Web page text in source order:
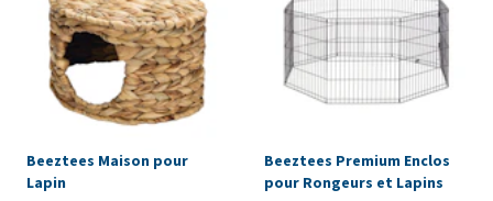
Beeztees Maison pour
Lapin
Beeztees Premium Enclos
pour Rongeurs et Lapins